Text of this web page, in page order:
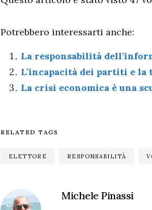
Potrebbero interessarti anche:
La responsabilità
L’incapacità dei partiti e
La crisi economica è una
RELATED TAGS
ELETTORE RESPONSABILITÀ
Michele Pinassi